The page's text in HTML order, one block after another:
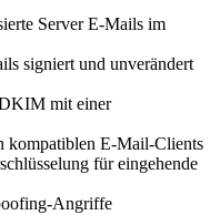
Server E-Mails im
signiert und unverändert
mit einer
kompatiblen E-Mail-Clients
für eingehende
Angriffe